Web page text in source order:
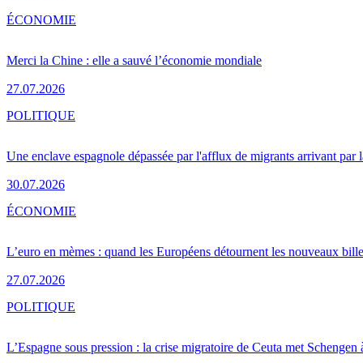
Merci la Chine : elle a sauvé l’économie mondiale
27.07.2026
ÉCONOMIE
Une enclave espagnole dépassée par l'afflux de migrants arrivant par
30.07.2026
POLITIQUE
L’euro en mèmes : quand les Européens détournent les nouveaux
27.07.2026
ÉCONOMIE
L’Espagne sous pression : la crise migratoire de Ceuta met Schengen
POLITIQUE